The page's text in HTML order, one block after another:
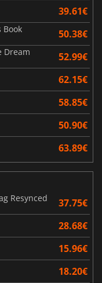
39.61€
Book 50.38€
Dream 52.99€
62.15€
58.85€
50.90€
63.89€
Resynced
37.75€
28.68€
15.96€
18.20€